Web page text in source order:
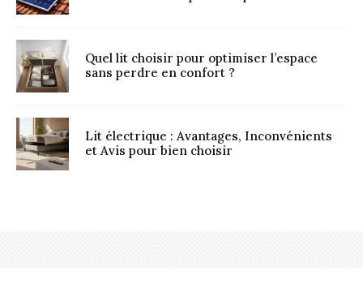
Quel lit choisir pour optimiser l’espace
sans perdre en confort ?
Lit électrique : Avantages, Inconvénients
et Avis pour bien choisir